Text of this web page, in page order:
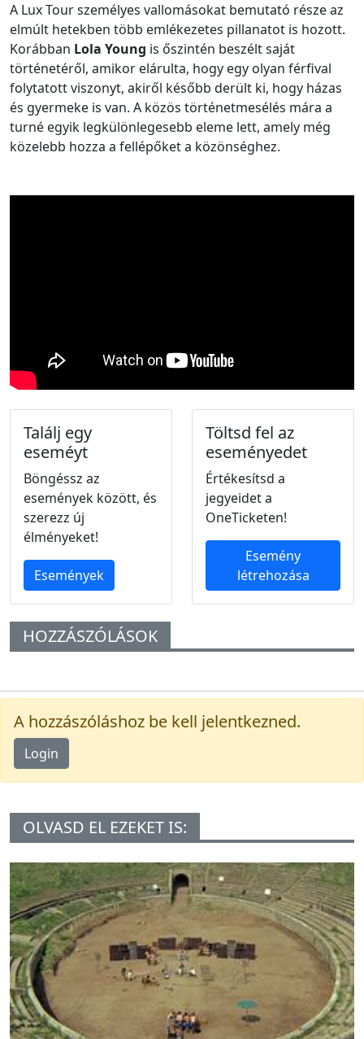
A Lux Tour személyes vallomásokat bemutató része az
elmúlt hetekben több emlékezetes pillanatot is hozott.
Korábban Lola Young is őszintén beszélt saját
történetéről, amikor elárulta, hogy egy olyan férfival
folytatott viszonyt, akiről később derült ki, hogy házas
és gyermeke is van. A közös történetmesélés mára a
turné egyik legkülönlegesebb eleme lett, amely még
közelebb hozza a fellépőket a közönséghez.
Találj egy
eseméyt
Böngéssz az
események között, és
szerezz új
élményeket!
Események
Töltsd fel az
eseményedet
Értékesítsd a
jegyeidet a
OneTicketen!
Esemény
létrehozása
HOZZÁSZÓLÁSOK
A hozzászóláshoz be kell jelentkezned.
Login
OLVASD EL EZEKET IS: